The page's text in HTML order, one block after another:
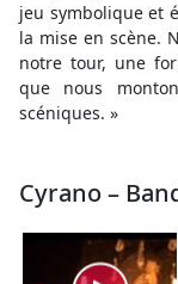
jeu symbolique et
la mise en scène.
notre tour, une
que nous
scéniques. »
Cyrano –